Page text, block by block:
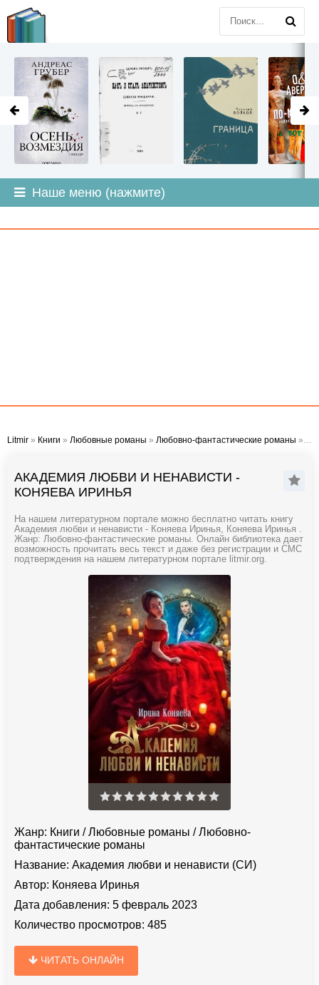
Наше меню (нажмите)
Litmir » Книги » Любовные романы » Любовно-фантастические романы » Академия любви и ненависти - Коняева Иринья
АКАДЕМИЯ ЛЮБВИ И НЕНАВИСТИ -
КОНЯЕВА ИРИНЬЯ
На нашем литературном портале можно бесплатно читать книгу
Академия любви и ненависти - Коняева Иринья, Коняева Иринья .
Жанр: Любовно-фантастические романы. Онлайн библиотека дает
возможность прочитать весь текст и даже без регистрации и СМС
подтверждения на нашем литературном портале litmir.org.
Жанр: Книги /Любовные романы /Любовно-
фантастические романы
Название: Академия любви и ненависти (СИ)
Автор: Коняева Иринья
Дата добавления: 5 февраль 2023
Количество просмотров: 485
ЧИТАТЬ ОНЛАЙН
LITMIR.ORG